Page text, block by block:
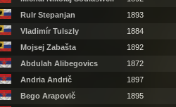
Rulr Stepanjan
1893
Vladimír Tulszly
1884
Mojsej Zabašta
1892
Abdulah Alibegovics
1872
Andria Andrič
1897
Bego Arapovič
1895